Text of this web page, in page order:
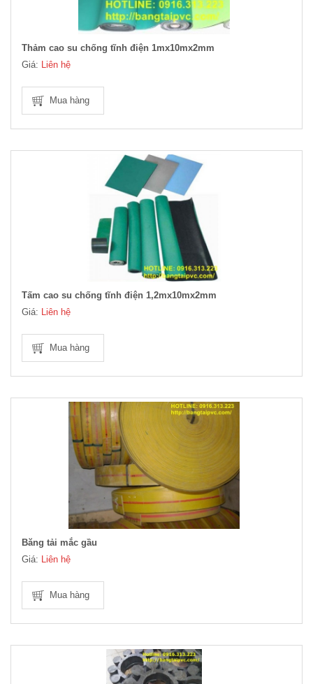
Thảm cao su chống tĩnh điện 1mx10mx2mm
Giá: Liên hệ
Mua hàng
Tấm cao su chống tĩnh điện 1,2mx10mx2mm
Giá: Liên hệ
Mua hàng
Băng tải mắc gầu
Giá: Liên hệ
Mua hàng